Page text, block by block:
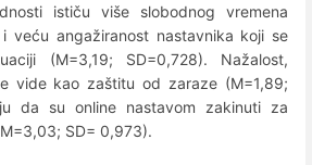
ističu više slobodnog vremena
i veću angažiranost nastavnika koji se
(M=3,19; SD=0,728). Nažalost,
vide kao zaštitu od zaraze (M=1,89;
da su online nastavom zakinuti za
SD= 0,973).